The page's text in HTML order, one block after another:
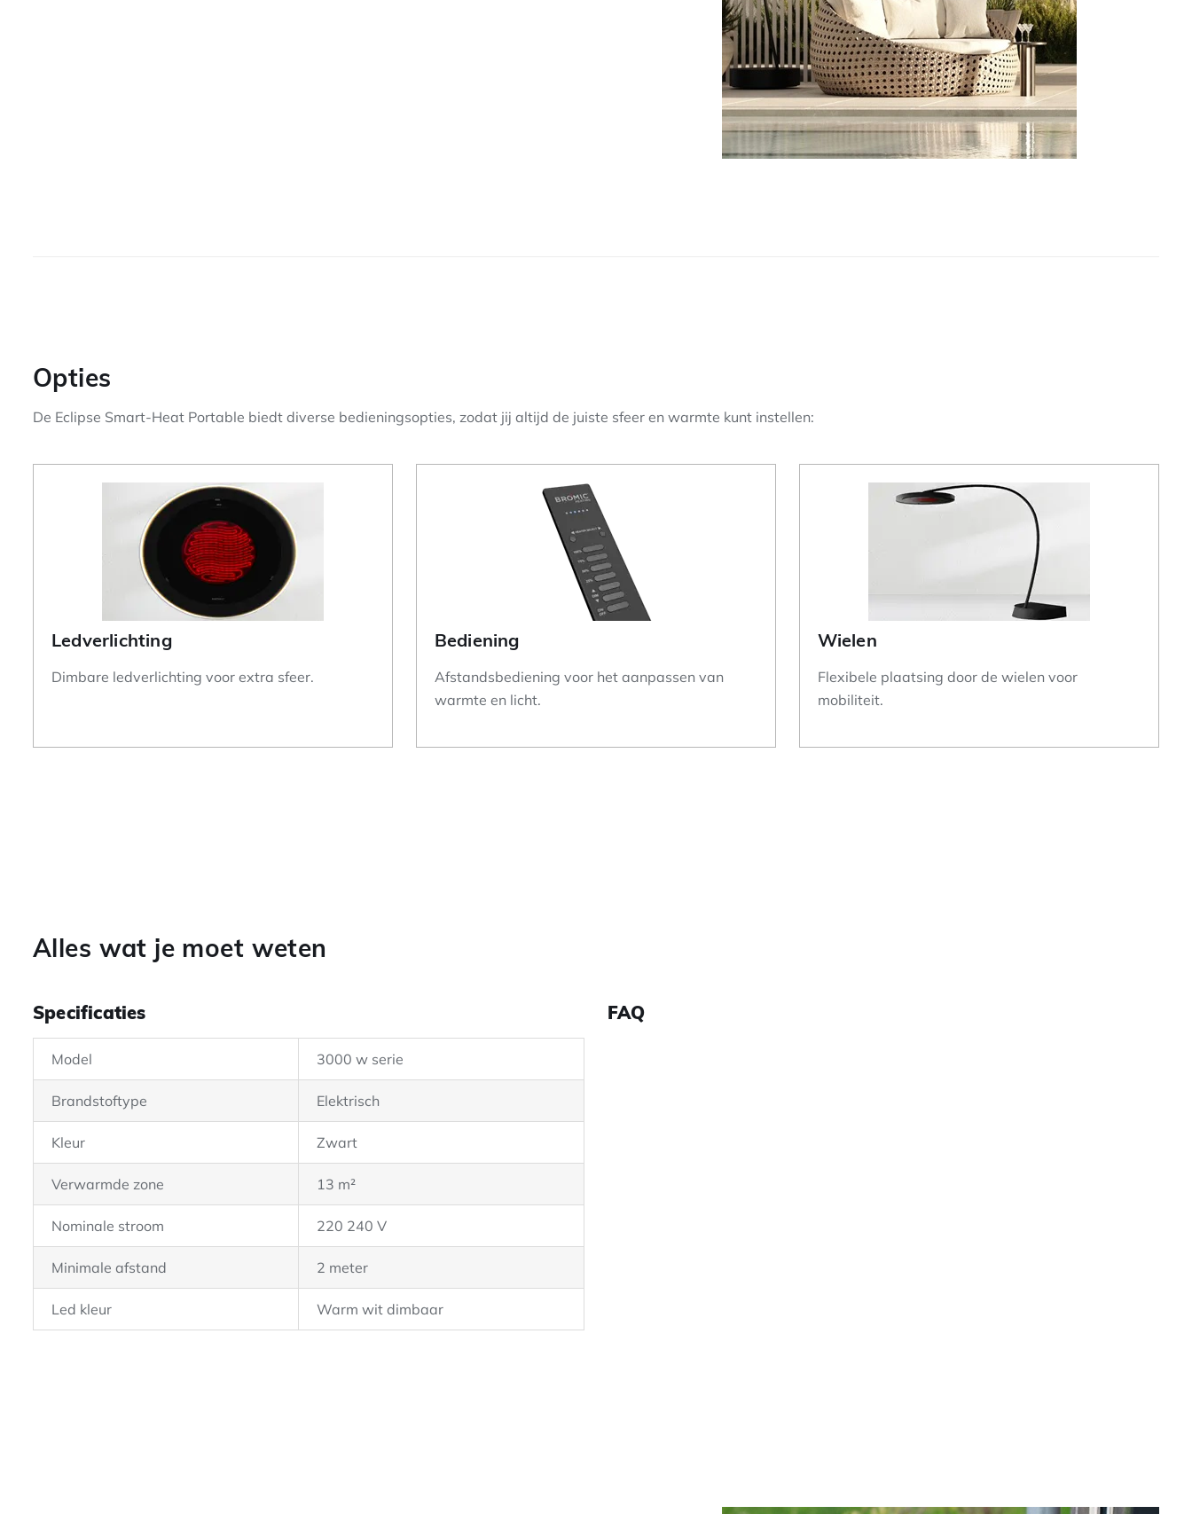
Opties
De Eclipse Smart-Heat Portable biedt diverse bedieningsopties, zodat jij altijd de juiste sfeer en warmte kunt instellen:
Ledverlichting
Dimbare ledverlichting voor extra sfeer.
Bediening
Afstandsbediening voor het aanpassen van
warmte en licht.
Wielen
Flexibele plaatsing door de wielen voor
mobiliteit.
Alles wat je moet weten
Specificaties
Model 3000 w serie
Brandstoftype Elektrisch
Kleur Zwart
Verwarmde zone 13 m²
Nominale stroom 220 240 V
Minimale afstand 2 meter
Led kleur Warm wit dimbaar
FAQ